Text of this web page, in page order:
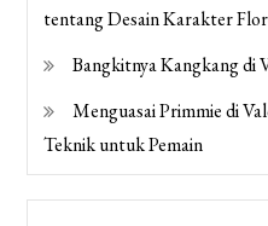
tentang Desain Karakter
Bangkitnya Kangkang di
Menguasai Primmie di
Teknik untuk Pemain